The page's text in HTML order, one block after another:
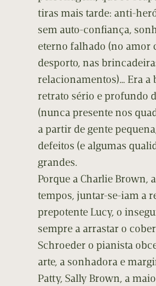
tiras mais tarde: anti-
sem auto-confiança,
eterno falhado (no amor
desporto, nas
relacionamentos)… Era a
retrato sério e profundo
(nunca presente nos
a partir de gente
defeitos (e algumas
grandes.
Porque a Charlie Brown,
tempos, juntar-se-iam a
prepotente Lucy, o
sempre a arrastar o
Schroeder o pianista
arte, a sonhadora e
Patty, Sally Brown, a